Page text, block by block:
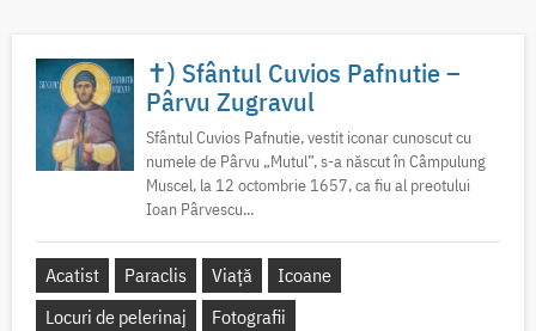
✝) Sfântul Cuvios Pafnutie –
Pârvu Zugravul
Sfântul Cuvios Pafnutie, vestit iconar cunoscut cu
numele de Pârvu „Mutul”, s-a născut în Câmpulung
Muscel, la 12 octombrie 1657, ca fiu al preotului
Ioan Pârvescu...
Acatist Paraclis Viață
Icoane
Locuri de pelerinaj
Fotografii